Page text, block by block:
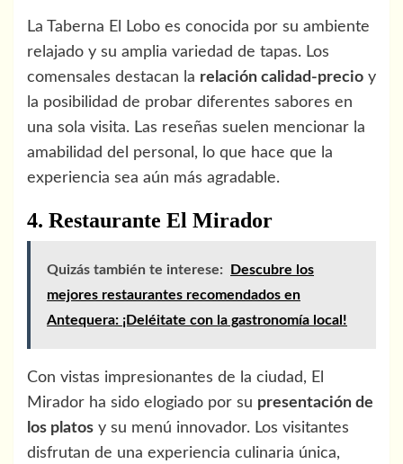
La Taberna El Lobo es conocida por su ambiente
relajado y su amplia variedad de tapas. Los
comensales destacan la relación calidad-precio y
la posibilidad de probar diferentes sabores en
una sola visita. Las reseñas suelen mencionar la
amabilidad del personal, lo que hace que la
experiencia sea aún más agradable.
4. Restaurante El Mirador
Quizás también te interese:
Descubre los
mejores restaurantes recomendados en
Antequera: ¡Deléitate con la gastronomía local!
Con vistas impresionantes de la ciudad, El
Mirador ha sido elogiado por su presentación de
los platos y su menú innovador. Los visitantes
disfrutan de una experiencia culinaria única,